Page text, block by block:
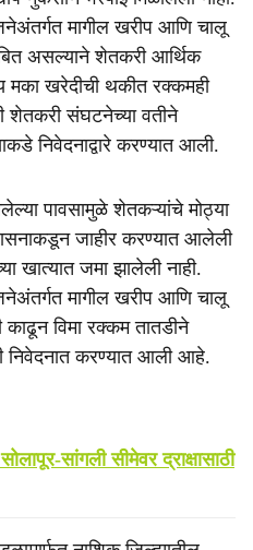
मागील खरीप आणि चालू
असल्याने शेतकरी आर्थिक
खरेदीची थकीत रक्कमही
शेतकरी संघटनेच्या वतीने
निवेदनाद्वारे करण्यात आली.
पावसामुळे शेतकऱ्यांचे मोठ्या
जाहीर करण्यात आलेली
खात्यात जमा झालेली नाही.
मागील खरीप आणि चालू
काढून विमा रक्कम तातडीने
निवेदनात करण्यात आली आहे.
सांगली सीमेवर द्राक्षासाठी